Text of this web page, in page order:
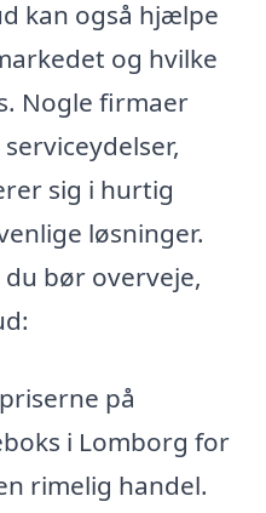
kan også hjælpe
og hvilke
Nogle firmaer
sig i hurtig
løsninger.
bør overveje,
på
i Lomborg for
rimelig handel.